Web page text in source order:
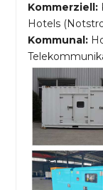
Kommerziell:
Hotels
Kommunal: